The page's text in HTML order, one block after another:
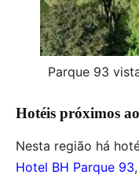
Parque 93
Hotéis próximos
Nesta região há
Hotel BH Parque 93